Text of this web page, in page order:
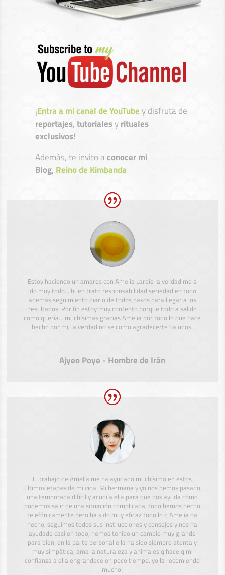
¡Entra a mi canal de YouTubey disfruta de
reportajes,tutorialesyrituales
exclusivos!
Además, te invito aconocer mi
Blog, Reino de Kimbanda
Estoy haciendo un amares con Amelia Laroie la verdad me a
ido muy todo… buen trato responsabilidad seriedad en todo
además seguimiento diario de todos pasos para llegar a los
resultados. Por fin estoy muy contento porque todo a salido
como quería… muchísimas gracias Amelia por todo lo que hace
hecho por mi, la verdad no se como agradecerte Saludos.
Ajyeo Poye - Hombre de Irán
El trabajo de Amelia me ha ayudado muchísimo en estos
últimos etapas de mi vida. Mi hermana y yo nos hemos pasado
una temporada difícil y acudí a ella para que nos ayuda cómo
podemos salir de una situación complicada, todo hemos hecho
telefónicamente pero ha sido muy eficaz todo lo q Amelia ha
hecho, seguimos todos sus instrucciones y consejos y nos ha
ayudado casi en todo, hemos tenido un cambio muy grande
para bien, en la parte personal ella ha sido siempre atenta y
muy simpática, ama la naturaleza y animales q hace q mi
confianza a ella engrandece en poco tiempo, yo la recomiendo
mucho!